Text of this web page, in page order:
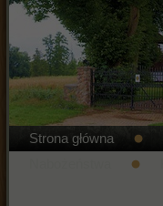
Strona główna